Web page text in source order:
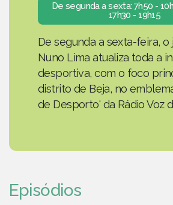
De segunda a sexta: 7h50 -
17h30 - 19h15
De segunda a sexta-feira, o
Nuno Lima atualiza toda a
desportiva, com o foco
distrito de Beja, no
de Desporto' da Rádio Voz
Episódios